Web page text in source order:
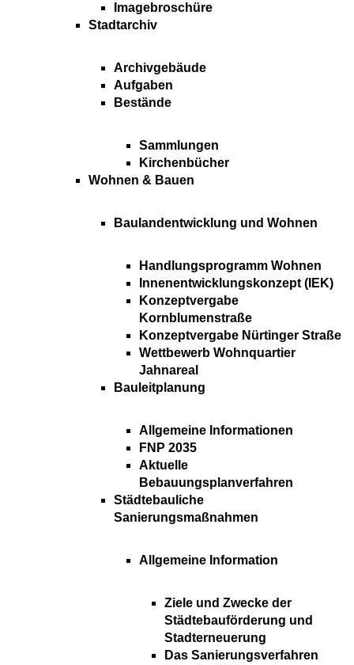
Imagebroschüre
Stadtarchiv
Archivgebäude
Aufgaben
Bestände
Sammlungen
Kirchenbücher
Wohnen & Bauen
Baulandentwicklung und Wohnen
Handlungsprogramm Wohnen
Innenentwicklungskonzept (IEK)
Konzeptvergabe
Kornblumenstraße
Konzeptvergabe Nürtinger Straße
Wettbewerb Wohnquartier
Jahnareal
Bauleitplanung
Allgemeine Informationen
FNP 2035
Aktuelle
Bebauungsplanverfahren
Städtebauliche
Sanierungsmaßnahmen
Allgemeine Information
Ziele und Zwecke der
Städtebauförderung und
Stadterneuerung
Das Sanierungsverfahren